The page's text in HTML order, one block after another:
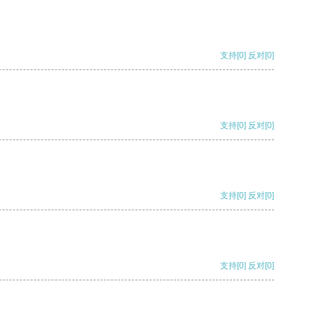
支持[0] 反对[0]
支持[0] 反对[0]
支持[0] 反对[0]
支持[0] 反对[0]